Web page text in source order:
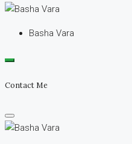
Basha Vara
Contact Me